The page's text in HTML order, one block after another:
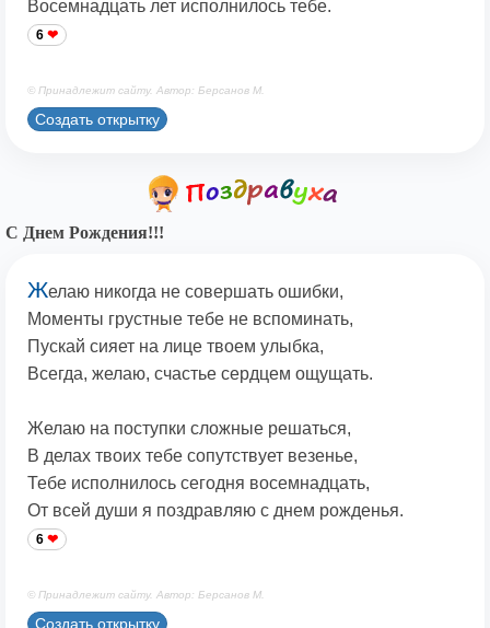
Восемнадцать лет исполнилось тебе.
6
© Принадлежит сайту. Автор: Берсанов М.
Создать открытку
С Днем Рождения!!!
Желаю никогда не совершать ошибки,
Моменты грустные тебе не вспоминать,
Пускай сияет на лице твоем улыбка,
Всегда, желаю, счастье сердцем ощущать.
Желаю на поступки сложные решаться,
В делах твоих тебе сопутствует везенье,
Тебе исполнилось сегодня восемнадцать,
От всей души я поздравляю с днем рожденья.
6
© Принадлежит сайту. Автор: Берсанов М.
Создать открытку